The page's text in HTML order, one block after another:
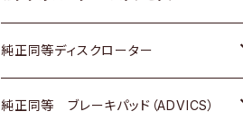
マツダ
三菱
ダイハツ
マツダ
ダイハツ
三菱
日産
ダイハツ
スズキ
日産
日産
いすゞ
トヨタ
ホンダ
純正同等ディスクローター
トヨタ
純正同等 ブレーキパッド（ADVICS）